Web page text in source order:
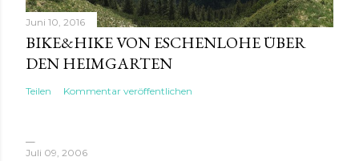
Juni 10, 2016
BIKE&HIKE VON ESCHENLOHE ÜBER
DEN HEIMGARTEN
Teilen Kommentar veröffentlichen
Juli 09, 2006